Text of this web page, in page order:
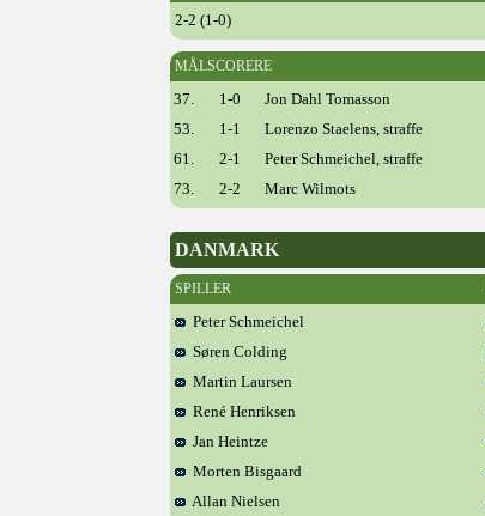
2-2 (1-0)
MÅLSCORERE
37. 1-0 Jon Dahl Tomasson
53.
1-1
Lorenzo Staelens, straffe
61.
2-1
Peter Schmeichel, straffe
73.
2-2 Marc Wilmots
DANMARK
SPILLER
Peter Schmeichel
Søren Colding
Martin Laursen
René Henriksen
Jan Heintze
Morten Bisgaard
Allan Nielsen